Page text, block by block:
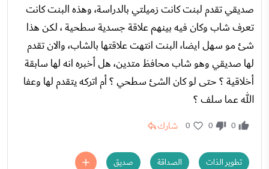
صديقي تقدم لبنت كانت زميلتي بالدراسة، وهذه البنت كانت
تعرف شاب وكان فيه بينهم علاقة جسدية سطحية ، لكن هذا
شئ مو سهل ايضا، البنت انتهت علاقتها بالشاب، والان تقدم
لها صديقي وهو شاب محافظ متدين، هل أخبره انه لها سابقة
أخلاقية ؟ حتى لو كان الشئ سطحي ؟ أم اتركه يتقدم لها وعفا
الله عما سلف ؟
0
0
0 شارك
تطوير الذات الصداقة صديق